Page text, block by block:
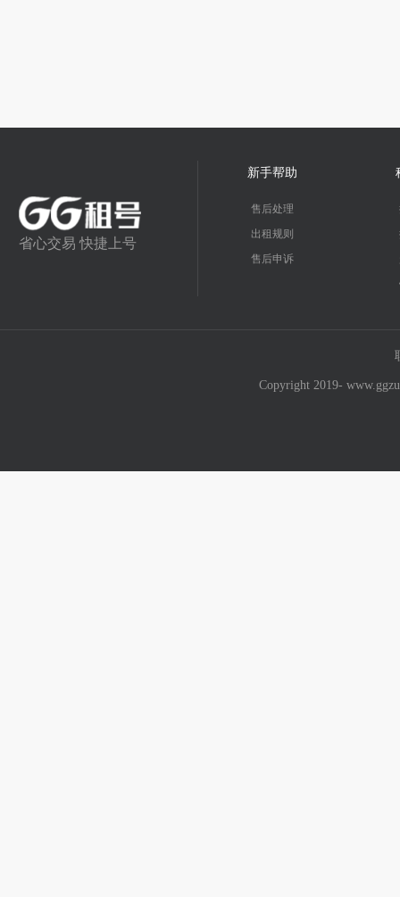
省心交易 快捷上号
新手帮助
售后处理
出租规则
售后申诉
Copyright 2019-